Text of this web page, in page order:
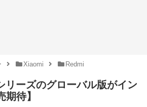
Xiaomi Redmi
リーズのグローバル版がイン
期待】